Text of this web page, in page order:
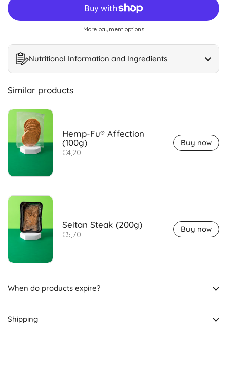
More payment options
Nutritional Information and Ingredients
Similar products
Hemp-Fu® Affection
(100g)
€4,20
Buy now
Seitan Steak (200g)
€5,70
Buy now
When do products expire?
Shipping